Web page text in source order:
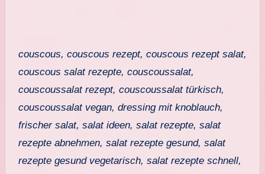
couscous, couscous rezept, couscous rezept salat,
couscous salat rezepte, couscoussalat,
couscoussalat rezept, couscoussalat türkisch,
couscoussalat vegan, dressing mit knoblauch,
frischer salat, salat ideen, salat rezepte, salat
rezepte abnehmen, salat rezepte gesund, salat
rezepte gesund vegetarisch, salat rezepte schnell,